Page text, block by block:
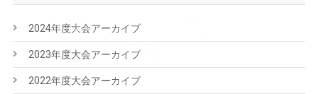
2024年度大会アーカイブ
2023年度大会アーカイブ
2022年度大会アーカイブ